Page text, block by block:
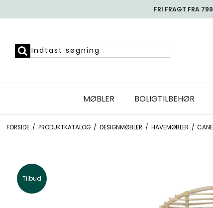
FRI FRAGT FRA
MØBLER BOLIGTILBEHØR
FORSIDE / PRODUKTKATALOG / DESIGNMØBLER / HAVEMØBLER /
Tilbud